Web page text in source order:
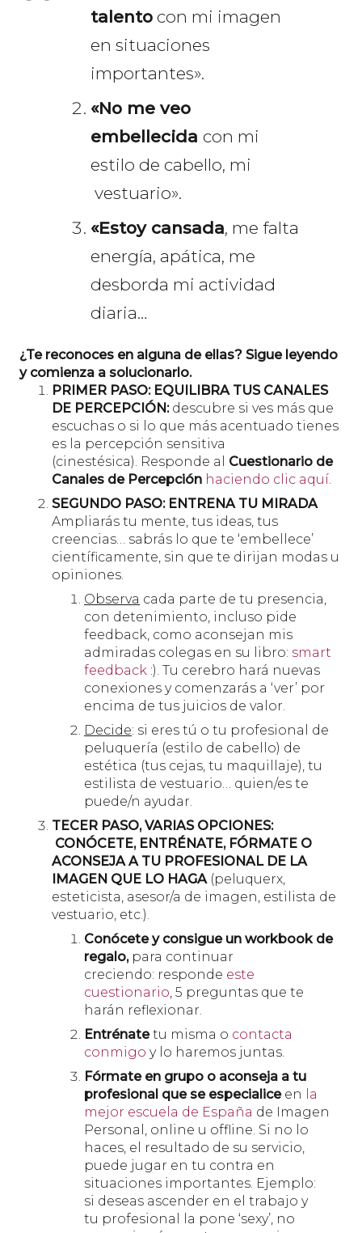
talento con mi imagen
en situaciones
importantes».
«No me veo
embellecida con mi
estilo de cabello, mi
vestuario».
«Estoy cansada, me falta
energía, apática, me
desborda mi actividad
diaria…
¿Te reconoces en alguna de ellas? Sigue leyendo
y comienza a solucionarlo.
PRIMER PASO: EQUILIBRA TUS CANALES
DE PERCEPCIÓN: descubre si ves más que
escuchas o si lo que más acentuado tienes
es la percepción sensitiva
(cinestésica). Responde al Cuestionario de
Canales de Percepción haciendo clic aquí.
SEGUNDO PASO: ENTRENA TU MIRADA
Ampliarás tu mente, tus ideas, tus
creencias… sabrás lo que te ‘embellece’
científicamente, sin que te dirijan modas u
opiniones.
Observa cada parte de tu presencia,
con detenimiento, incluso pide
feedback, como aconsejan mis
admiradas colegas en su libro: smart
feedback :). Tu cerebro hará nuevas
conexiones y comenzarás a ‘ver’ por
encima de tus juicios de valor.
Decide: si eres tú o tu profesional de
peluquería (estilo de cabello) de
estética (tus cejas, tu maquillaje), tu
estilista de vestuario… quien/es te
puede/n ayudar.
TECER PASO, VARIAS OPCIONES:
CONÓCETE, ENTRÉNATE, FÓRMATE O
ACONSEJA A TU PROFESIONAL DE LA
IMAGEN QUE LO HAGA (peluquerx,
esteticista, asesor/a de imagen, estilista de
vestuario, etc.).
Conócete y consigue un workbook de
regalo,para continuar
creciendo: responde este
cuestionario, 5 preguntas que te
harán reflexionar.
Entrénatetu misma o contacta
conmigo y lo haremos juntas.
Fórmate en grupo o aconseja a tu
profesional que se especialiceen
la
mejor escuela de España de Imagen
Personal, online u offline. Si no lo
haces, el resultado de su servicio,
puede jugar en tu contra en
situaciones importantes. Ejemplo:
si deseas ascender en el trabajo y
tu profesional la pone ‘sexy’, no